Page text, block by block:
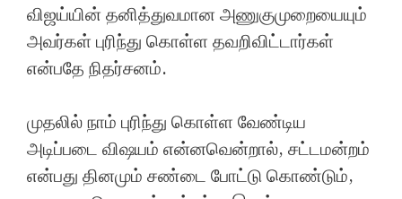
விஜய்யின் தனித்துவமான அணுகுமுறையையும்
அவர்கள் புரிந்து கொள்ள தவறிவிட்டார்கள்
என்பதே நிதர்சனம்.
முதலில் நாம் புரிந்து கொள்ள வேண்டிய
அடிப்படை விஷயம் என்னவென்றால், சட்டமன்றம்
என்பது தினமும் சண்டை போட்டு கொண்டும்,